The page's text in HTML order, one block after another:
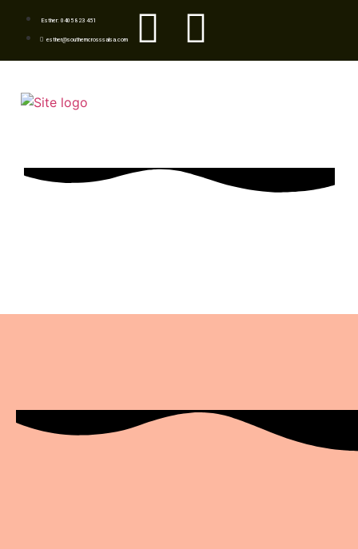
Esther: 0405 823 451
esther@southerncrosssalsa.com